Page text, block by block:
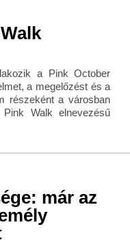
a Pink October
a megelőzést és a
részeként a városban
Walk elnevezésű
már az